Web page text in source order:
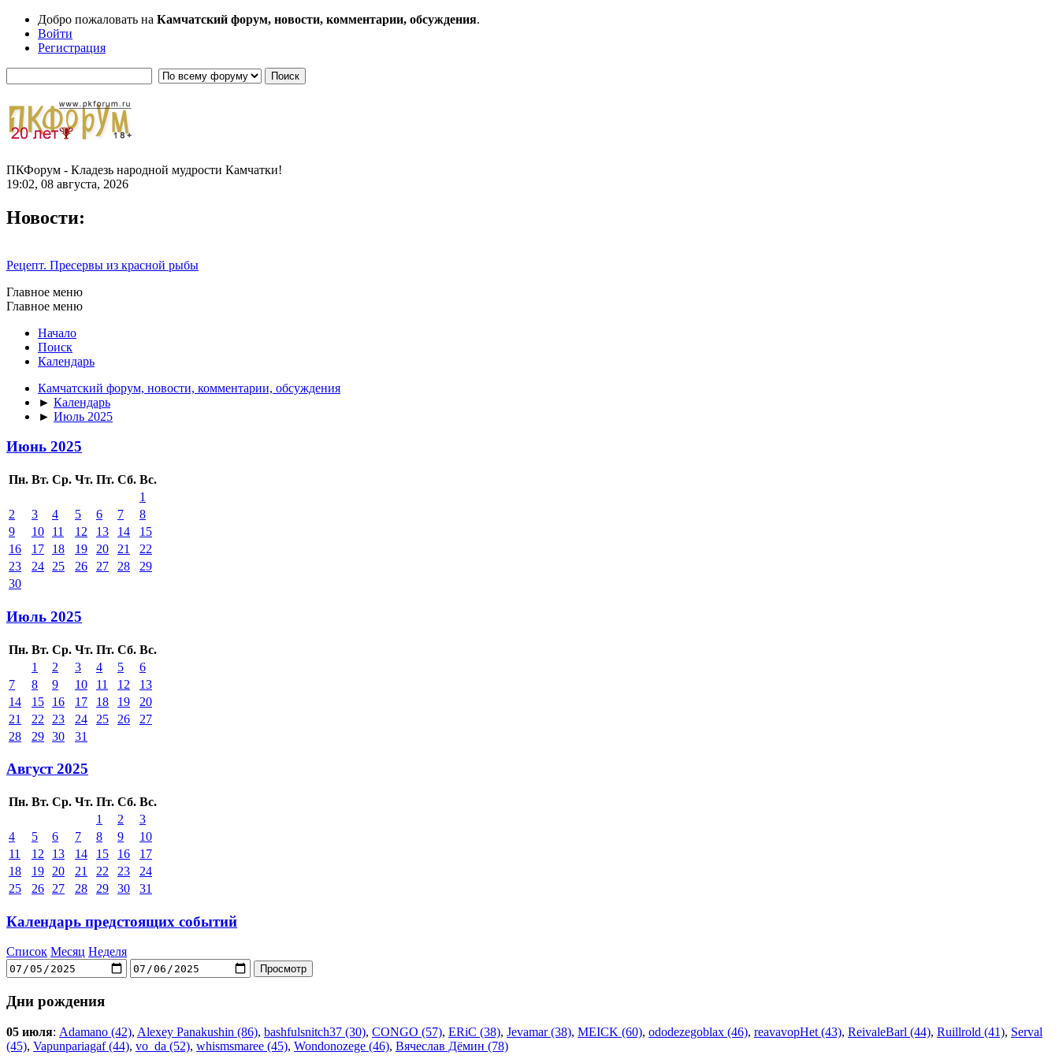
Добро пожаловать на Камчатский форум, новости, комментарии, обсуждения.
Войти
Регистрация
ПКФорум - Кладезь народной мудрости Камчатки!
19:02, 08 августа, 2026
Новости:
Рецепт. Пресервы из красной рыбы
Главное меню
Главное меню
Начало
Поиск
Календарь
Камчатский форум, новости, комментарии, обсуждения
► Календарь
► Июль 2025
Июнь 2025
Пн. Вт. Ср. Чт. Пт. Сб. Вс.
1
2
3 4 5 6 7
8
9
10 11 12 13 14
15
16
17 18 19 20 21
22
23
24 25 26 27 28
29
30
Июль 2025
Пн. Вт. Ср. Чт. Пт. Сб. Вс.
1
2 3 4 5
6
7
8 9 10 11 12
13
14
15 16 17 18 19
20
21
22 23 24 25 26
27
28
29 30 31
Август 2025
Пн. Вт. Ср. Чт. Пт. Сб. Вс.
1
2
3
4
5 6 7 8 9
10
11
12 13 14 15 16
17
18
19 20 21 22 23
24
25
26 27 28 29 30 31
Календарь предстоящих событий
Список Месяц Неделя
Дни рождения
05 июля: Adamano (42), Alexey Panakushin (86), bashfulsnitch37 (30), CONGO (57), ERiC (38), Jevamar (38), MEICK (60), ododezegoblax (46), reavavopHet (43), ReivaleBarl (44), Ruillrold (41), Serval
(45), Vapunpariagaf (44), vo_da (52), whismsmaree (45), Wondonozege (46), Вячеслав Дёмин (78)